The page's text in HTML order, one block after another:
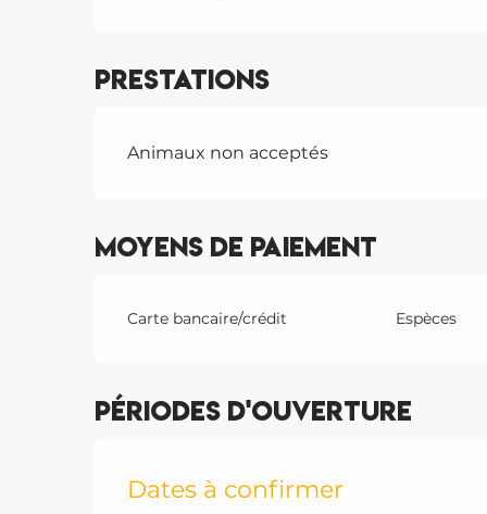
Prestations
Animaux non acceptés
Moyens de paiement
Carte bancaire/crédit Espèces
Périodes d'ouverture
Dates à confirmer